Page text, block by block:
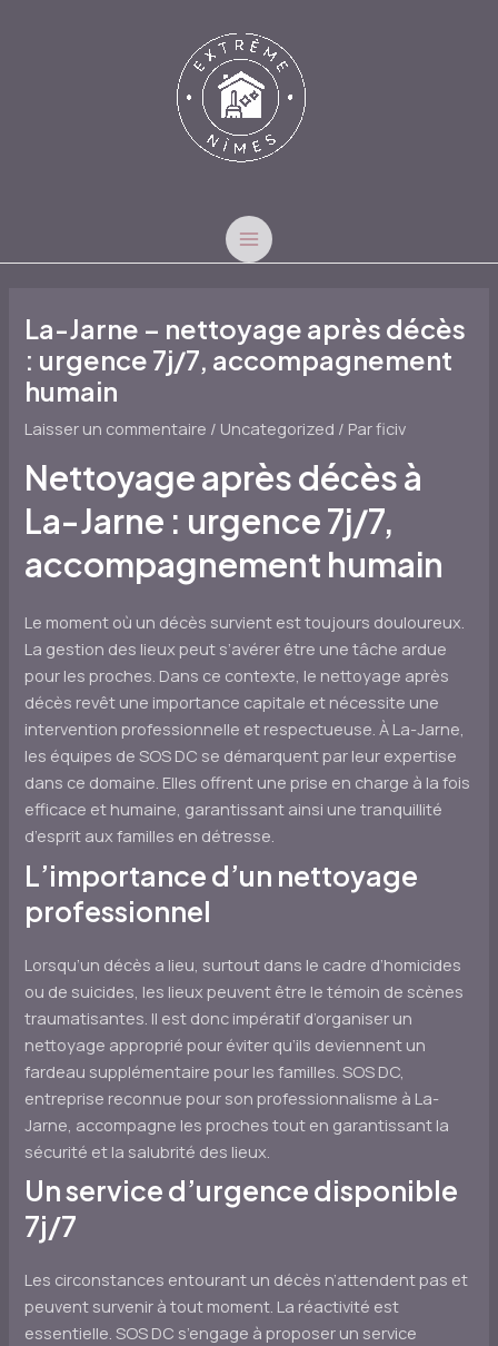
MAIN
La-Jarne – nettoyage après décès
: urgence 7j/7, accompagnement
humain
Laisser un commentaire / Uncategorized / Parficiv
Nettoyage après décès à
La-Jarne : urgence 7j/7,
accompagnement humain
Le moment où un décès survient est toujours douloureux.
La gestion des lieux peut s’avérer être une tâche ardue
pour les proches. Dans ce contexte, le nettoyage après
décès revêt une importance capitale et nécessite une
intervention professionnelle et respectueuse. À La-Jarne,
les équipes de SOS DC se démarquent par leur expertise
dans ce domaine. Elles offrent une prise en charge à la fois
efficace et humaine, garantissant ainsi une tranquillité
d’esprit aux familles en détresse.
L’importance d’un nettoyage
professionnel
Lorsqu’un décès a lieu, surtout dans le cadre d’homicides
ou de suicides, les lieux peuvent être le témoin de scènes
traumatisantes. Il est donc impératif d’organiser un
nettoyage approprié pour éviter qu’ils deviennent un
fardeau supplémentaire pour les familles. SOS DC,
entreprise reconnue pour son professionnalisme à La-
Jarne, accompagne les proches tout en garantissant la
sécurité et la salubrité des lieux.
Un service d’urgence disponible
7j/7
Les circonstances entourant un décès n’attendent pas et
peuvent survenir à tout moment. La réactivité est
essentielle. SOS DC s’engage à proposer un service